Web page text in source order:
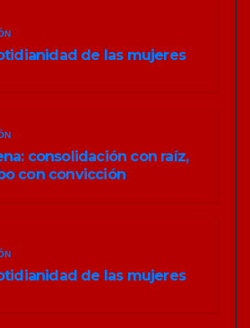
de las mujeres
consolidación con raíz,
con convicción
de las mujeres